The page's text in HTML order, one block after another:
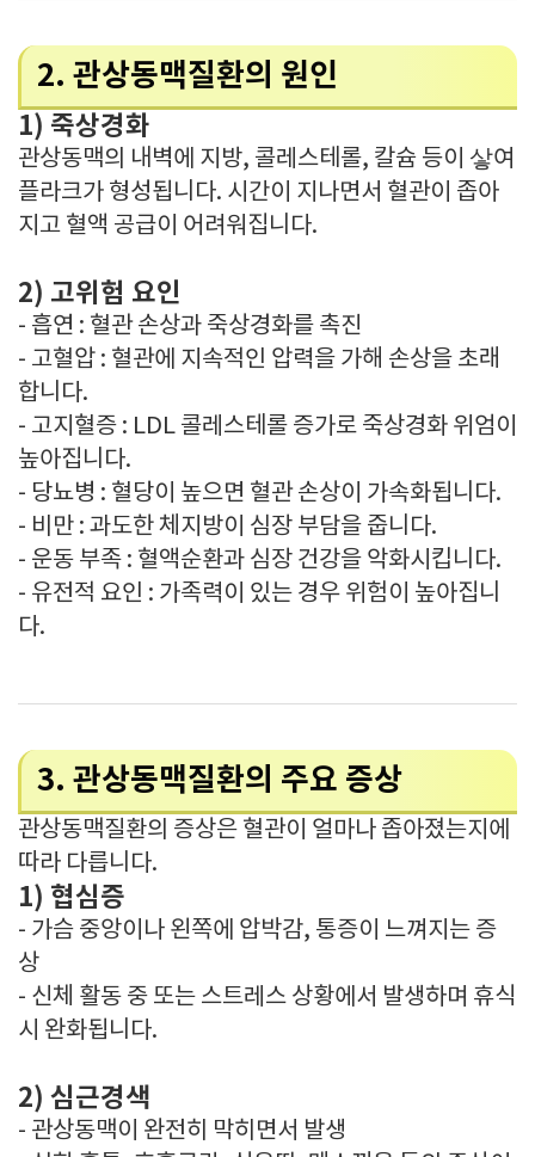
2. 관상동맥질환의 원인
1) 죽상경화
관상동맥의 내벽에 지방, 콜레스테롤, 칼슘 등이 샇여
플라크가 형성됩니다. 시간이 지나면서 혈관이 좁아
지고 혈액 공급이 어려워집니다.
2) 고위험 요인
- 흡연 : 혈관 손상과 죽상경화를 촉진
- 고혈압 : 혈관에 지속적인 압력을 가해 손상을 초래
합니다.
- 고지혈증 : LDL 콜레스테롤 증가로 죽상경화 위엄이
높아집니다.
- 당뇨병 : 혈당이 높으면 혈관 손상이 가속화됩니다.
- 비만 : 과도한 체지방이 심장 부담을 줍니다.
- 운동 부족 : 혈액순환과 심장 건강을 악화시킵니다.
- 유전적 요인 : 가족력이 있는 경우 위험이 높아집니
다.
3. 관상동맥질환의 주요 증상
관상동맥질환의 증상은 혈관이 얼마나 좁아졌는지에
따라 다릅니다.
1) 협심증
- 가슴 중앙이나 왼쪽에 압박감, 통증이 느껴지는 증
상
- 신체 활동 중 또는 스트레스 상황에서 발생하며 휴식
시 완화됩니다.
2) 심근경색
- 관상동맥이 완전히 막히면서 발생